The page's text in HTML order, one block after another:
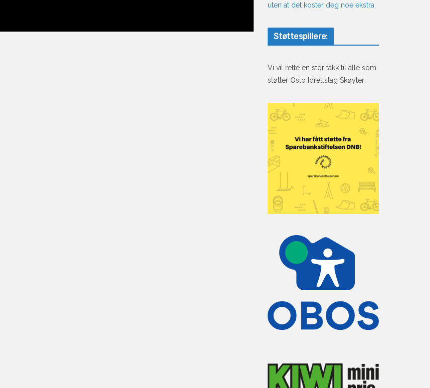
uten at det koster deg noe ekstra.
Støttespillere:
Vi vil rette en stor takk til alle som
støtter Oslo Idrettslag Skøyter: